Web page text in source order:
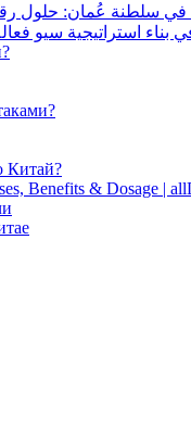
في سلطنة عُمان: حلول
استراتيجية سيو
Китай?
Benefits & Dosage |